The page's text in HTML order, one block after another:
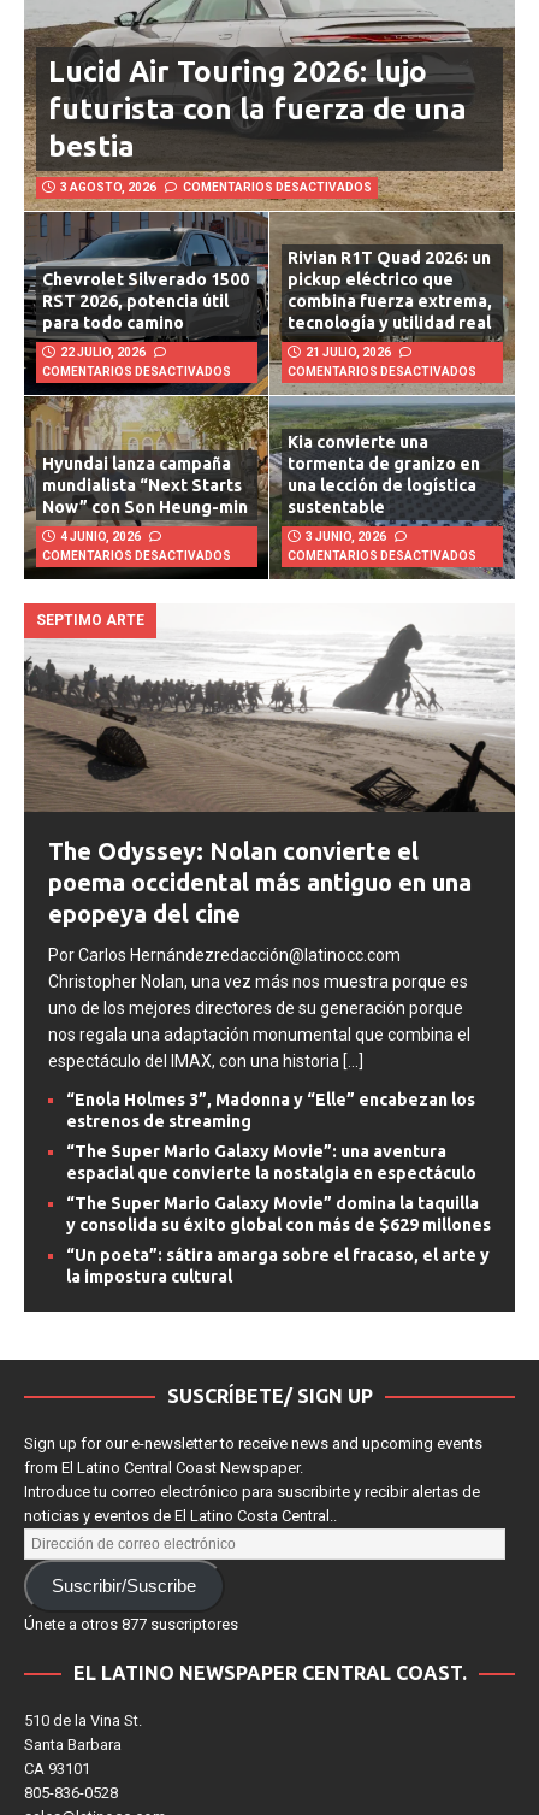
Lucid Air Touring 2026: lujo
futurista con la fuerza de una
bestia
3 AGOSTO, 2026 COMENTARIOS DESACTIVADOS
Chevrolet Silverado 1500
RST 2026, potencia útil
para todo camino
22 JULIO, 2026
COMENTARIOS DESACTIVADOS
Rivian R1T Quad 2026: un
pickup eléctrico que
combina fuerza extrema,
tecnología y utilidad real
21 JULIO, 2026
COMENTARIOS DESACTIVADOS
Hyundai lanza campaña
mundialista “Next Starts
Now” con Son Heung-min
4 JUNIO, 2026
COMENTARIOS DESACTIVADOS
Kia convierte una
tormenta de granizo en
una lección de logística
sustentable
3 JUNIO, 2026
COMENTARIOS DESACTIVADOS
SEPTIMO ARTE
The Odyssey: Nolan convierte el
poema occidental más antiguo en una
epopeya del cine
Por Carlos Hernándezredacción@latinocc.com
Christopher Nolan, una vez más nos muestra porque es
uno de los mejores directores de su generación porque
nos regala una adaptación monumental que combina el
espectáculo del IMAX, con una historia [...]
“Enola Holmes 3”, Madonna y “Elle” encabezan los
estrenos de streaming
“The Super Mario Galaxy Movie”: una aventura
espacial que convierte la nostalgia en espectáculo
“The Super Mario Galaxy Movie” domina la taquilla
y consolida su éxito global con más de $629 millones
“Un poeta”: sátira amarga sobre el fracaso, el arte y
la impostura cultural
SUSCRÍBETE/ SIGN UP
Sign up for our e-newsletter to receive news and upcoming events
from El Latino Central Coast Newspaper.
Introduce tu correo electrónico para suscribirte y recibir alertas de
noticias y eventos de El Latino Costa Central..
Suscribir/Suscribe
Únete a otros 877 suscriptores
EL LATINO NEWSPAPER CENTRAL COAST.
510 de la Vina St.
Santa Barbara
CA 93101
805-836-0528